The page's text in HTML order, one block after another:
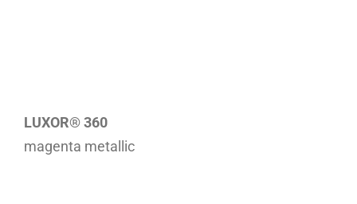
LUXOR® 360
magenta metallic